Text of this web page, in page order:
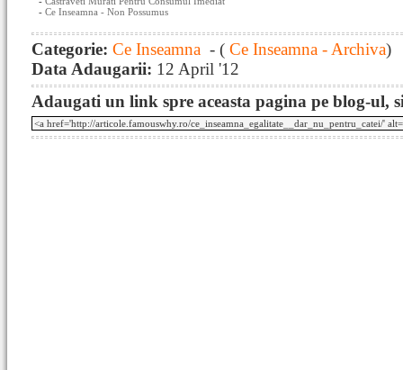
- Ce Inseamna - Non Possumus
Categorie: Ce Inseamna - ( Ce Inseamna - Archiva)
Data Adaugarii: 12 April '12
Adaugati un link spre aceasta pagina pe blog-ul,